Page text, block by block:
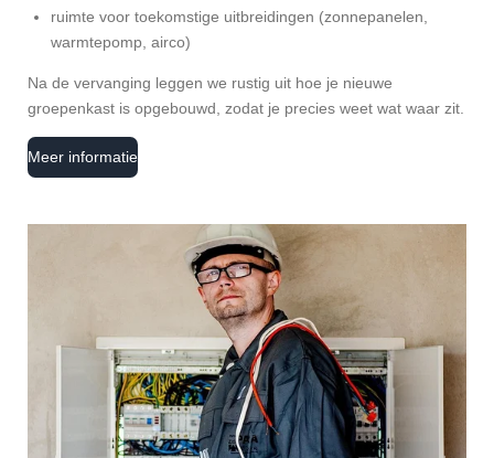
ruimte voor toekomstige uitbreidingen (zonnepanelen,
warmtepomp, airco)
Na de vervanging leggen we rustig uit hoe je nieuwe
groepenkast is opgebouwd, zodat je precies weet wat waar zit.
Meer informatie